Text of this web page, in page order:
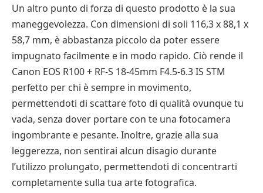
Un altro punto di forza di questo prodotto è la sua
maneggevolezza. Con dimensioni di soli 116,3 x 88,1 x
58,7 mm, è abbastanza piccolo da poter essere
impugnato facilmente e in modo rapido. Ciò rende il
Canon EOS R100 + RF-S 18-45mm F4.5-6.3 IS STM
perfetto per chi è sempre in movimento,
permettendoti di scattare foto di qualità ovunque tu
vada, senza dover portare con te una fotocamera
ingombrante e pesante. Inoltre, grazie alla sua
leggerezza, non sentirai alcun disagio durante
l’utilizzo prolungato, permettendoti di concentrarti
completamente sulla tua arte fotografica.